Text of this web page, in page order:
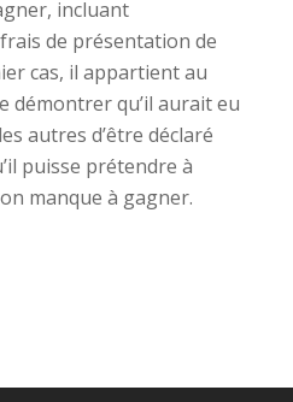
incluant
de présentation de
cas, il appartient au
démontrer qu’il aurait eu
autres d’être déclaré
puisse prétendre à
manque à gagner.